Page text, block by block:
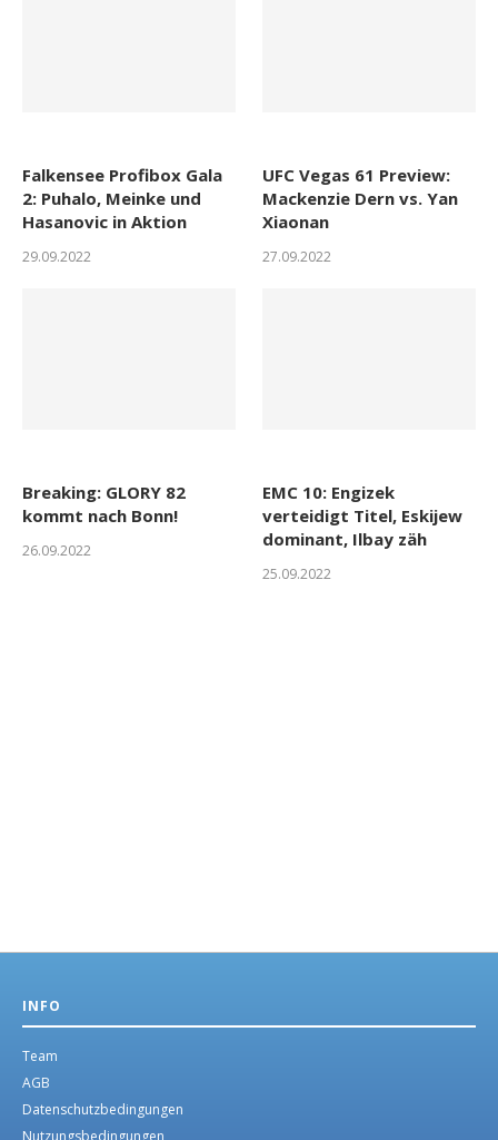
Falkensee Profibox Gala
2: Puhalo, Meinke und
Hasanovic in Aktion
29.09.2022
UFC Vegas 61 Preview:
Mackenzie Dern vs. Yan
Xiaonan
27.09.2022
Breaking: GLORY 82
kommt nach Bonn!
26.09.2022
EMC 10: Engizek
verteidigt Titel, Eskijew
dominant, Ilbay zäh
25.09.2022
INFO
Team
AGB
Datenschutzbedingungen